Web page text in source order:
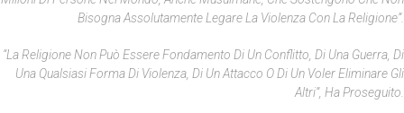
Bisogna Assolutamente Legare La Violenza Con La Religione”.
“La Religione Non Può Essere Fondamento Di Un Conflitto, Di Una Guerra, Di
Una Qualsiasi Forma Di Violenza, Di Un Attacco O Di Un Voler Eliminare Gli
Altri”, Ha Proseguito.